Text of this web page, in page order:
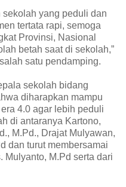
yang peduli dan
tertata rapi, semoga
Provinsi, Nasional
betah saat di sekolah,”
satu pendamping.
sekolah bidang
diharapkan mampu
4.0 agar lebih peduli
di antaranya Kartono,
M.Pd., Drajat Mulyawan,
dan turut membersamai
Mulyanto, M.Pd serta dari